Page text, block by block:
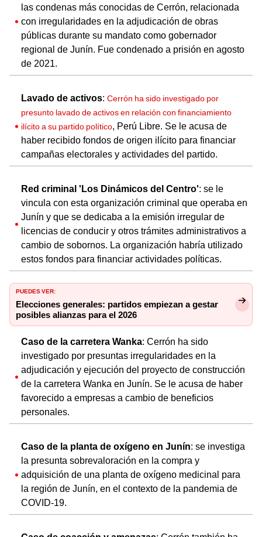
las condenas más conocidas de Cerrón, relacionada
con irregularidades en la adjudicación de obras
públicas durante su mandato como gobernador
regional de Junín. Fue condenado a prisión en agosto
de 2021.
Lavado de activos: Cerrón ha sido investigado por
presunto lavado de activos en relación con financiamiento
ilícito a su partido político, Perú Libre. Se le acusa de
haber recibido fondos de origen ilícito para financiar
campañas electorales y actividades del partido.
Red criminal 'Los Dinámicos del Centro': se le
vincula con esta organización criminal que operaba en
Junín y que se dedicaba a la emisión irregular de
licencias de conducir y otros trámites administrativos a
cambio de sobornos. La organización habría utilizado
estos fondos para financiar actividades políticas.
PUEDES VER:
Elecciones generales: partidos empiezan a gestar
posibles alianzas para el 2026
Caso de la carretera Wanka: Cerrón ha sido
investigado por presuntas irregularidades en la
adjudicación y ejecución del proyecto de construcción
de la carretera Wanka en Junín. Se le acusa de haber
favorecido a empresas a cambio de beneficios
personales.
Caso de la planta de oxígeno en Junín: se investiga
la presunta sobrevaloración en la compra y
adquisición de una planta de oxígeno medicinal para
la región de Junín, en el contexto de la pandemia de
COVID-19.